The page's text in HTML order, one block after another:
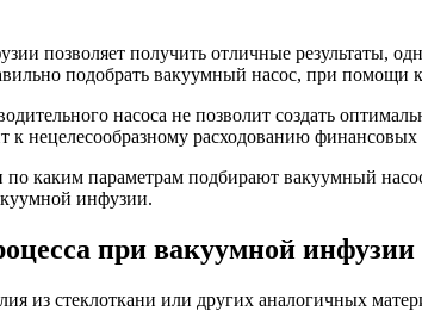
позволяет получить отличные результаты,
подобрать вакуумный насос, при помощи
насоса не позволит создать
к нецелесообразному расходованию финансовых
каким параметрам подбирают вакуумный
инфузии.
при вакуумной инфузии
из стеклоткани или других аналогичных